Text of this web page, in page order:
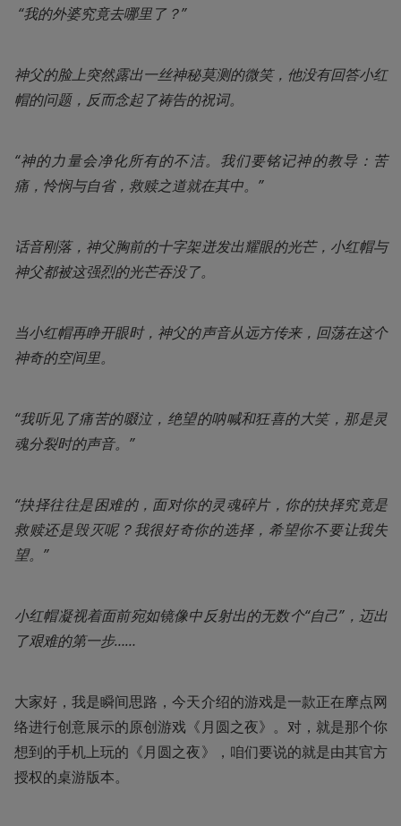
“我的外婆究竟去哪里了？”
神父的脸上突然露出一丝神秘莫测的微笑，他没有回答小红
帽的问题，反而念起了祷告的祝词。
“神的力量会净化所有的不洁。我们要铭记神的教导：苦
痛，怜悯与自省，救赎之道就在其中。”
话音刚落，神父胸前的十字架迸发出耀眼的光芒，小红帽与
神父都被这强烈的光芒吞没了。
当小红帽再睁开眼时，神父的声音从远方传来，回荡在这个
神奇的空间里。
“我听见了痛苦的啜泣，绝望的呐喊和狂喜的大笑，那是灵
魂分裂时的声音。”
“抉择往往是困难的，面对你的灵魂碎片，你的抉择究竟是
救赎还是毁灭呢？我很好奇你的选择，希望你不要让我失
望。”
小红帽凝视着面前宛如镜像中反射出的无数个“自己”，迈出
了艰难的第一步……
大家好，我是瞬间思路，今天介绍的游戏是一款正在摩点网
络进行创意展示的原创游戏《月圆之夜》。对，就是那个你
想到的手机上玩的《月圆之夜》，咱们要说的就是由其官方
授权的桌游版本。